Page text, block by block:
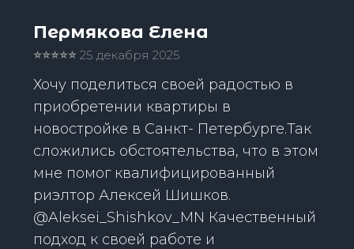
Пермякова Елена
⭐️⭐️⭐️⭐️⭐️ 25 декабря 2025
Хочу поделиться своей радостью в
приобретении квартиры в
новостройке в Санкт- Петербурге.Так
сложились обстоятельства, что в этом
мне помог квалифицированный
риэлтор Алексей Шишков.
@Aleksei_Shishkov_MN Качественный
подход к своей работе и